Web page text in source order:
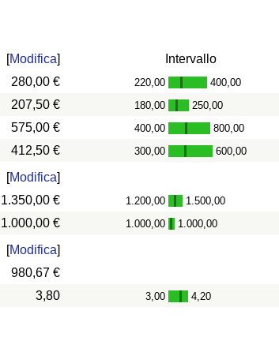
[Modifica]
Intervallo
280,00 € 220,00 - 400,00
207,50 € 180,00 - 250,00
575,00 € 400,00 - 800,00
412,50 € 300,00 - 600,00
[Modifica]
1.350,00 € 1.200,00 - 1.500,00
1.000,00 € 1.000,00 - 1.000,00
[Modifica]
980,67 €
3,80 3,00 - 4,20